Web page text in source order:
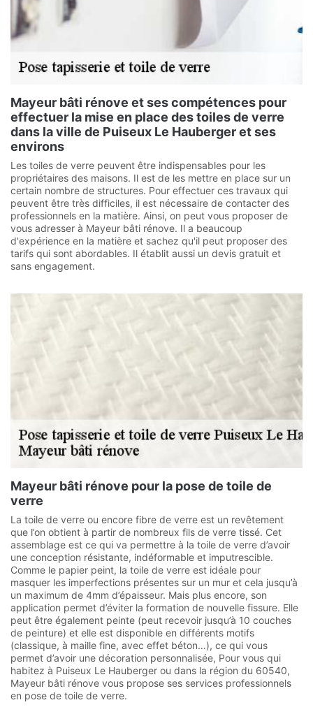
Mayeur bâti rénove et ses compétences pour
effectuer la mise en place des toiles de verre
dans la ville de Puiseux Le Hauberger et ses
environs
Les toiles de verre peuvent être indispensables pour les
propriétaires des maisons. Il est de les mettre en place sur un
certain nombre de structures. Pour effectuer ces travaux qui
peuvent être très difficiles, il est nécessaire de contacter des
professionnels en la matière. Ainsi, on peut vous proposer de
vous adresser à Mayeur bâti rénove. Il a beaucoup
d'expérience en la matière et sachez qu'il peut proposer des
tarifs qui sont abordables. Il établit aussi un devis gratuit et
sans engagement.
Mayeur bâti rénove pour la pose de toile de
verre
La toile de verre ou encore fibre de verre est un revêtement
que l’on obtient à partir de nombreux fils de verre tissé. Cet
assemblage est ce qui va permettre à la toile de verre d’avoir
une conception résistante, indéformable et imputrescible.
Comme le papier peint, la toile de verre est idéale pour
masquer les imperfections présentes sur un mur et cela jusqu’à
un maximum de 4mm d’épaisseur. Mais plus encore, son
application permet d’éviter la formation de nouvelle fissure. Elle
peut être également peinte (peut recevoir jusqu’à 10 couches
de peinture) et elle est disponible en différents motifs
(classique, à maille fine, avec effet béton…), ce qui vous
permet d’avoir une décoration personnalisée, Pour vous qui
habitez à Puiseux Le Hauberger ou dans la région du 60540,
Mayeur bâti rénove vous propose ses services professionnels
en pose de toile de verre.